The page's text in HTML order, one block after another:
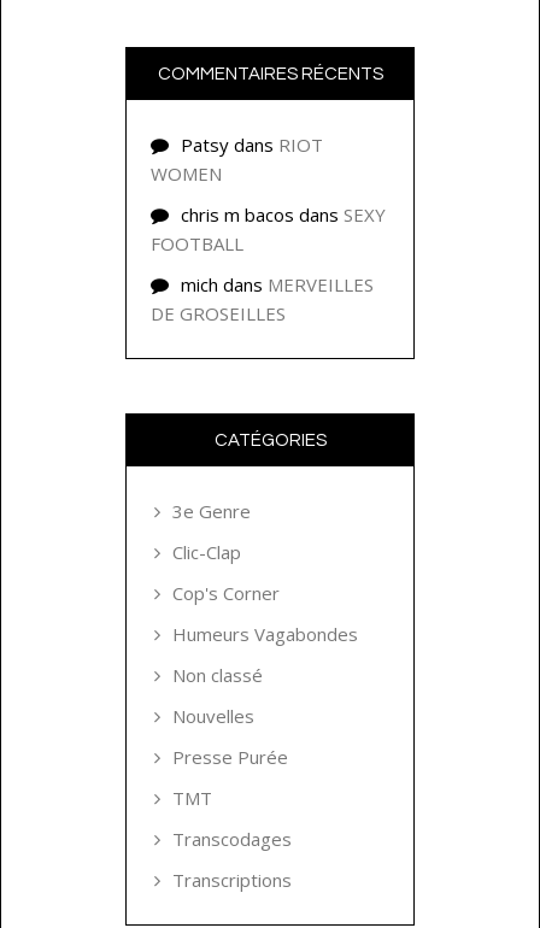
COMMENTAIRES RÉCENTS
Patsy dans RIOT
WOMEN
chris m bacos dans SEXY
FOOTBALL
mich dans MERVEILLES
DE GROSEILLES
CATÉGORIES
3e Genre
Clic-Clap
Cop's Corner
Humeurs Vagabondes
Non classé
Nouvelles
Presse Purée
TMT
Transcodages
Transcriptions